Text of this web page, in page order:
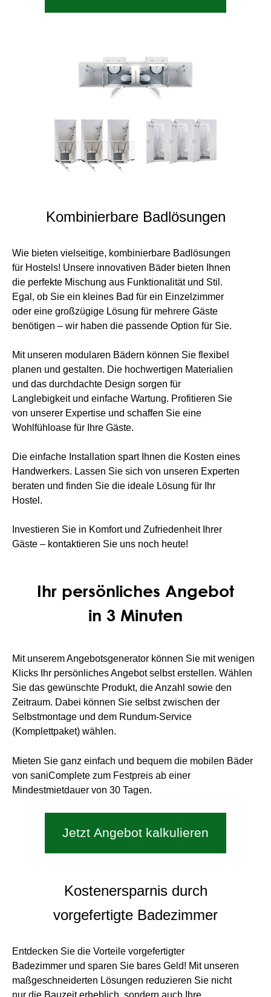
Kombinierbare Badlösungen
Wie bieten vielseitige, kombinierbare Badlösungen
für Hostels! Unsere innovativen Bäder bieten Ihnen
die perfekte Mischung aus Funktionalität und Stil.
Egal, ob Sie ein kleines Bad für ein Einzelzimmer
oder eine großzügige Lösung für mehrere Gäste
benötigen – wir haben die passende Option für Sie.
Mit unseren modularen Bädern können Sie flexibel
planen und gestalten. Die hochwertigen Materialien
und das durchdachte Design sorgen für
Langlebigkeit und einfache Wartung. Profitieren Sie
von unserer Expertise und schaffen Sie eine
Wohlfühloase für Ihre Gäste.
Die einfache Installation spart Ihnen die Kosten eines
Handwerkers. Lassen Sie sich von unseren Experten
beraten und finden Sie die ideale Lösung für Ihr
Hostel.
Investieren Sie in Komfort und Zufriedenheit Ihrer
Gäste – kontaktieren Sie uns noch heute!
Ihr persönliches Angebot
in 3 Minuten
Mit unserem Angebotsgenerator können Sie mit wenigen
Klicks Ihr persönliches Angebot selbst erstellen. Wählen
Sie das gewünschte Produkt, die Anzahl sowie den
Zeitraum. Dabei können Sie selbst zwischen der
Selbstmontage und dem Rundum-Service
(Komplettpaket) wählen.
Mieten Sie ganz einfach und bequem die mobilen Bäder
von saniComplete zum Festpreis ab einer
Mindestmietdauer von 30 Tagen.
Jetzt Angebot kalkulieren
Kostenersparnis durch
vorgefertigte Badezimmer
Entdecken Sie die Vorteile vorgefertigter
Badezimmer und sparen Sie bares Geld! Mit unseren
maßgeschneiderten Lösungen reduzieren Sie nicht
nur die Bauzeit erheblich, sondern auch Ihre